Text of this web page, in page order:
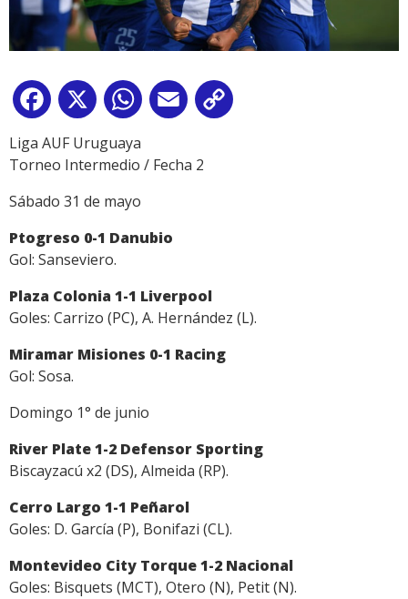
Facebook
X WhatsApp
Email
Liga AUF Uruguaya
Torneo Intermedio / Fecha 2
Sábado 31 de mayo
Ptogreso 0-1 Danubio
Gol: Sanseviero.
Plaza Colonia 1-1 Liverpool
Goles: Carrizo (PC), A. Hernández (L).
Miramar Misiones 0-1 Racing
Gol: Sosa.
Domingo 1° de junio
River Plate 1-2 Defensor Sporting
Biscayzacú x2 (DS), Almeida (RP).
Cerro Largo 1-1 Peñarol
Goles: D. García (P), Bonifazi (CL).
Montevideo City Torque 1-2 Nacional
Goles: Bisquets (MCT), Otero (N), Petit (N).